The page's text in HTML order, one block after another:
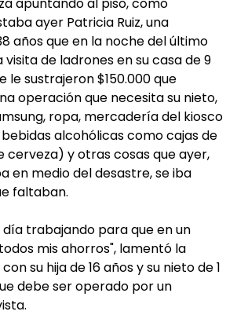
ayer Patricia Ruiz, una
años que en la noche del último
visita de ladrones en su casa de 9
le sustrajeron $150.000 que
operación que necesita su nieto,
ropa, mercadería del kiosco
alcohólicas como cajas de
cerveza) y otras cosas que ayer,
en medio del desastre, se iba
faltaban.
trabajando para que en un
mis ahorros", lamentó la
su hija de 16 años y su nieto de 1
debe ser operado por un